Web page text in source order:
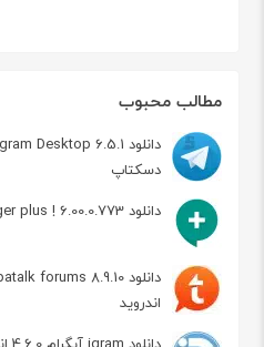
مطالب محبوب
دسکتاپ
دانلود messenger plus ! 6.00.0.773 مسنجر مایکروسافت
اندروید